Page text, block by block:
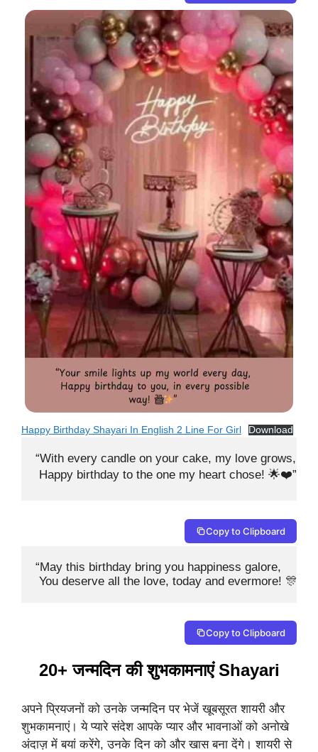
Happy Birthday Shayari In English 2 Line For Girl Download
“With every candle on your cake, my love grows,
Happy birthday to the one my heart chose! 🌟❤️”
Copy to Clipboard
“May this birthday bring you happiness galore,
You deserve all the love, today and evermore! 🎊💖”
Copy to Clipboard
20+ जन्मदिन की शुभकामनाएं Shayari
अपने प्रियजनों को उनके जन्मदिन पर भेजें खूबसूरत शायरी और
शुभकामनाएं। ये प्यारे संदेश आपके प्यार और भावनाओं को अनोखे
अंदाज़ में बयां करेंगे, उनके दिन को और खास बना देंगे। शायरी से